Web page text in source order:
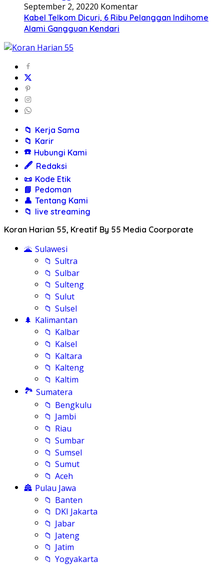
September 2, 20220 Komentar
Kabel Telkom Dicuri, 6 Ribu Pelanggan Indihome
Alami Gangguan Kendari
📁 Kerja Sama
📁 Karir
☎️ Hubungi Kami
🖋️ Redaksi
📜 Kode Etik
📘 Pedoman
👤 Tentang Kami
📁 live streaming
Koran Harian 55, Kreatif By 55 Media Coorporate
🌋 Sulawesi
📁 Sultra
📁 Sulbar
📁 Sulteng
📁 Sulut
📁 Sulsel
🌲 Kalimantan
📁 Kalbar
📁 Kalsel
📁 Kaltara
📁 Kalteng
📁 Kaltim
🏞️ Sumatera
📁 Bengkulu
📁 Jambi
📁 Riau
📁 Sumbar
📁 Sumsel
📁 Sumut
📁 Aceh
🏯 Pulau Jawa
📁 Banten
📁 DKI Jakarta
📁 Jabar
📁 Jateng
📁 Jatim
📁 Yogyakarta